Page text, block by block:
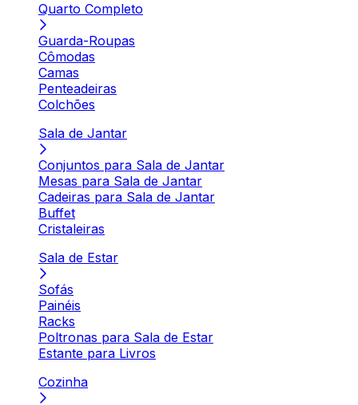
Quarto Completo
Guarda-Roupas
Cômodas
Camas
Penteadeiras
Colchões
Sala de Jantar
Conjuntos para Sala de Jantar
Mesas para Sala de Jantar
Cadeiras para Sala de Jantar
Buffet
Cristaleiras
Sala de Estar
Sofás
Painéis
Racks
Poltronas para Sala de Estar
Estante para Livros
Cozinha